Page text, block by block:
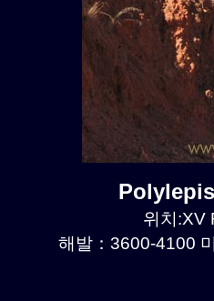
위치:XV
해발：3600-4100